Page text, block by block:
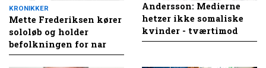
KRONIKKER
Mette Frederiksen kører
sololøb og holder
befolkningen for nar
Andersson: Medierne
hetzer ikke somaliske
kvinder - tværtimod